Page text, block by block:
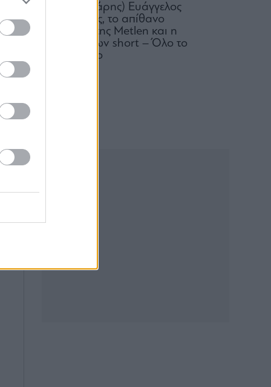
Ο (πεισματάρης) Ευάγγελος
Μυτιληναίος, το απίθανο
comeback της Μetlen και η
συντριβή των short – Όλο το
παρασκήνιο